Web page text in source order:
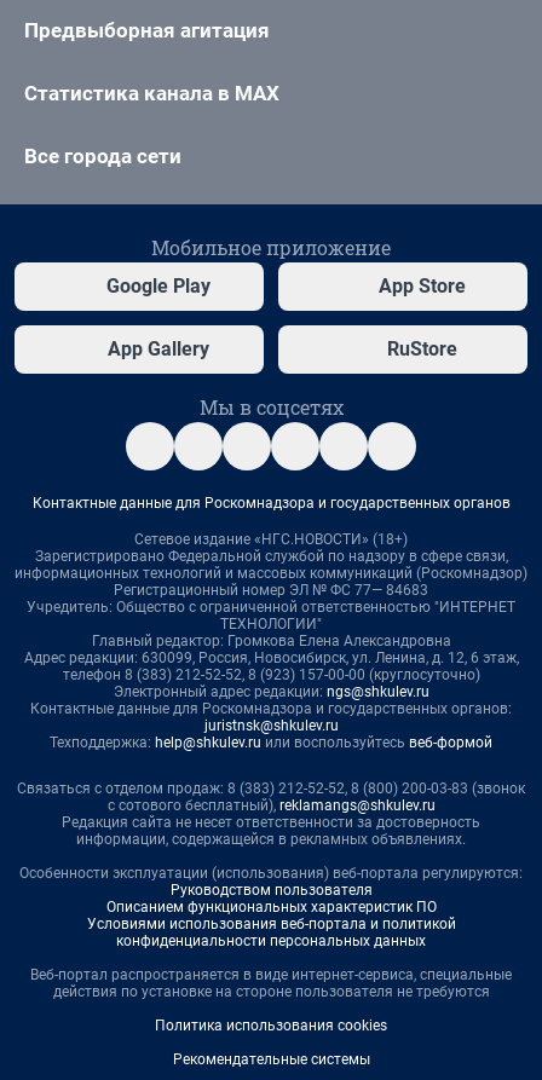
Предвыборная агитация
Статистика канала в MAX
Все города сети
Мобильное приложение
Google Play App Store
App Gallery RuStore
Мы в соцсетях
Контактные данные для Роскомнадзора и государственных органов
Сетевое издание «НГС.НОВОСТИ» (18+)
Зарегистрировано Федеральной службой по надзору в сфере связи,
информационных технологий и массовых коммуникаций (Роскомнадзор)
Регистрационный номер ЭЛ № ФС 77— 84683
Учредитель: Общество с ограниченной ответственностью "ИНТЕРНЕТ
ТЕХНОЛОГИИ"
Главный редактор: Громкова Елена Александровна
Адрес редакции: 630099, Россия, Новосибирск, ул. Ленина, д. 12, 6 этаж,
телефон 8 (383) 212-52-52, 8 (923) 157-00-00 (круглосуточно)
Электронный адрес редакции: ngs@shkulev.ru
Контактные данные для Роскомнадзора и государственных органов:
juristnsk@shkulev.ru
Техподдержка: help@shkulev.ru или воспользуйтесь веб-формой
Связаться с отделом продаж: 8 (383) 212-52-52, 8 (800) 200-03-83 (звонок
с сотового бесплатный), reklamangs@shkulev.ru
Редакция сайта не несет ответственности за достоверность
информации, содержащейся в рекламных объявлениях.
Особенности эксплуатации (использования) веб-портала регулируются:
Руководством пользователя
Описанием функциональных характеристик ПО
Условиями использования веб-портала и политикой
конфиденциальности персональных данных
Веб-портал распространяется в виде интернет-сервиса, специальные
действия по установке на стороне пользователя не требуются
Политика использования cookies
Рекомендательные системы